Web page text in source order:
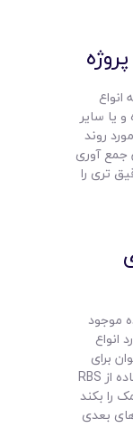
یا سایر
روند
جمع آوری
تری را
موجود
برای
پروژه های دیگر نیز استفاده کرد. استفاده از RBS
را بکند
بعدی